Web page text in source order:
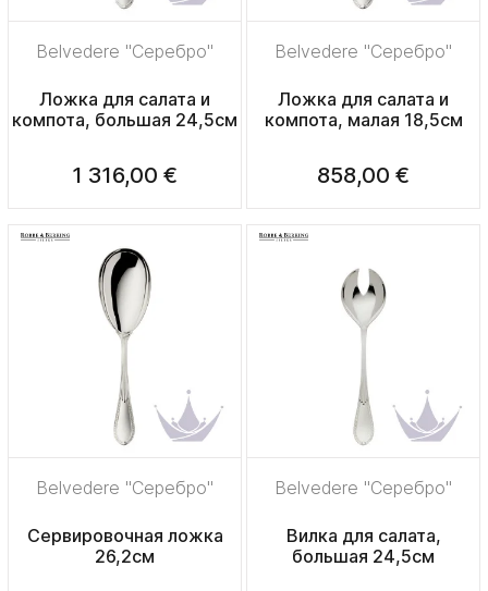
Belvedere "Серебро"
Ложка для салата и
компота, большая 24,5см
1 316,00 €
Belvedere "Серебро"
Ложка для салата и
компота, малая 18,5см
858,00 €
Belvedere "Серебро"
Сервировочная ложка
26,2см
Belvedere "Серебро"
Вилка для салата,
большая 24,5см